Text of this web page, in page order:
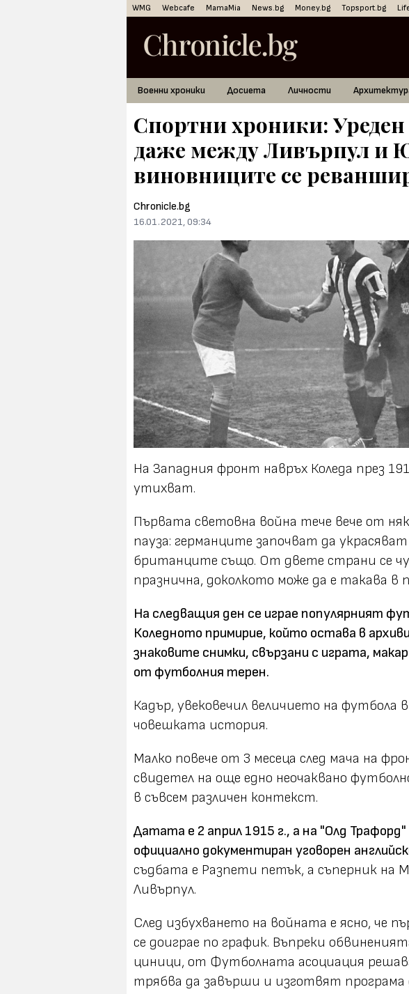
WMG Webcafe MamaMia News.bg Money.bg Topsport.bg
Военни хроники Досиета Личности
Спортни хроники:
даже между Ливърпул и
виновниците се
Chronicle.bg
16.01.2021, 09:34
На Западния фронт навръх Коледа през
утихват.
Първата световна война тече вече от
пауза: германците започват да
британците също. От двете страни се
празнична, доколкото може да е такава в
На следващия ден се играе популярният
Коледното примирие, който остава в
знаковите снимки, свързани с играта,
от футболния терен.
Кадър, увековечил величието на футбола
човешката история.
Малко повече от 3 месеца след мача на
свидетел на още едно неочаквано
в съвсем различен контекст.
Датата е 2 април 1915 г., а на "Олд
официално документиран уговорен
съдбата е Разпети петък, а съперник на
Ливърпул.
След избухването на войната е ясно, че
се доиграе по график. Въпреки
циници, от Футболната асоциация
трябва да завърши и изготвят програма